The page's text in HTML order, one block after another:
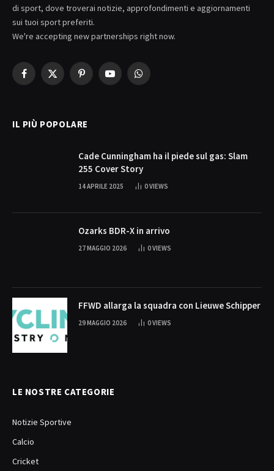
di sport, dove troverai notizie, approfondimenti e aggiornamenti
sui tuoi sport preferiti.
We're accepting new partnerships right now.
Facebook
X
PinterestYouTubeWhatsApp
IL PIÙ POPOLARE
Cade Cunningham ha il piede sul gas: Slam
255 Cover Story
14 APRILE 2025 0VIEWS
Ozarks BDR-X in arrivo
27 MAGGIO 2026 0VIEWS
FFWD allarga la squadra con Lieuwe Schipper
29 MAGGIO 2026 0VIEWS
LE NOSTRE CATEGORIE
Notizie Sportive
Calcio
Cricket